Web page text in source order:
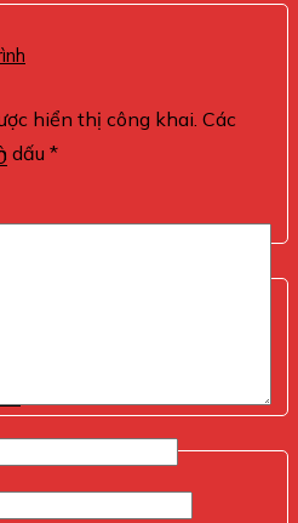
hiển thị công khai. Các
dấu *